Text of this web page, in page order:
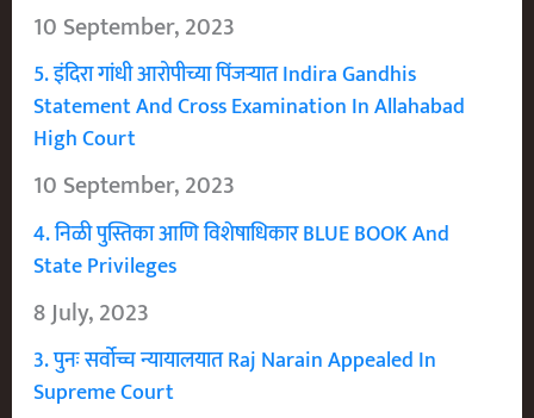
10 September, 2023
5. इंदिरा गांधी आरोपीच्या पिंजऱ्यात Indira Gandhis
Statement And Cross Examination In Allahabad
High Court
10 September, 2023
4. निळी पुस्तिका आणि विशेषाधिकार BLUE BOOK And
State Privileges
8 July, 2023
3. पुनः सर्वोच्च न्यायालयात Raj Narain Appealed In
Supreme Court